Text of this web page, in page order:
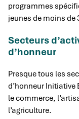
programmes
jeunes de moins de
Secteurs
d’honneur
Presque tous les
d’honneur Initiative
le commerce,
l’agriculture.